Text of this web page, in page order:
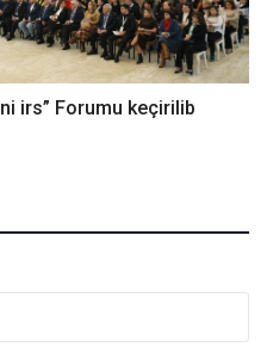
irs” Forumu keçirilib